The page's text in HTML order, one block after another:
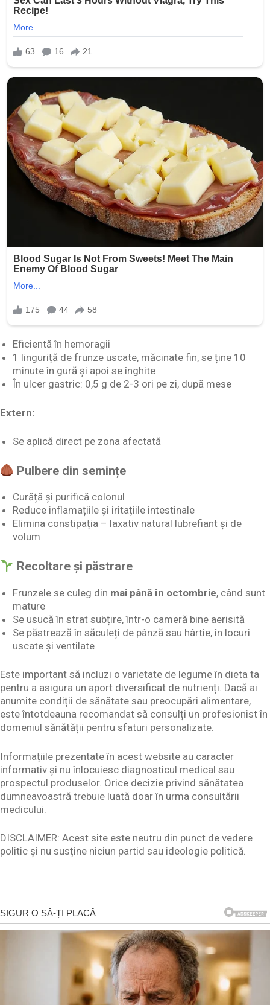
Eficientă în hemoragii
1 linguriță de frunze uscate, măcinate fin, se ține 10
minute în gură și apoi se înghite
În ulcer gastric: 0,5 g de 2-3 ori pe zi, după mese
Extern:
Se aplică direct pe zona afectată
Pulbere din semințe
Curăță și purifică colonul
Reduce inflamațiile și iritațiile intestinale
Elimina constipația – laxativ natural lubrefiant și de
volum
Recoltare și păstrare
Frunzele se culeg din mai până în octombrie, când sunt
mature
Se usucă în strat subțire, într-o cameră bine aerisită
Se păstrează în săculeți de pânză sau hârtie, în locuri
uscate și ventilate
Este important să incluzi o varietate de legume în dieta ta
pentru a asigura un aport diversificat de nutrienți. Dacă ai
anumite condiții de sănătate sau preocupări alimentare,
este întotdeauna recomandat să consulți un profesionist în
domeniul sănătății pentru sfaturi personalizate.
Informațiile prezentate în acest website au caracter
informativ și nu înlocuiesc diagnosticul medical sau
prospectul produselor. Orice decizie privind sănătatea
dumneavoastră trebuie luată doar în urma consultării
medicului.
DISCLAIMER: Acest site este neutru din punct de vedere
politic și nu susține niciun partid sau ideologie politică.